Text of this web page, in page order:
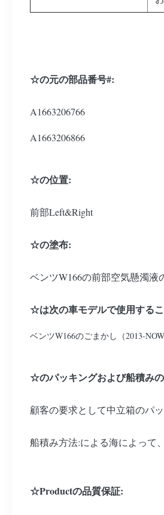
☆の元の部品番号#:
A1663206766
A1663206866
☆の位置:
前部Left&Right
☆の塗布:
ベンツW166の前部空気懸濁液
☆は次の車モデルで使用する
ベンツW166のごまかし（2013-NOW
☆のパッキングおよび船積み
顧客の要求として中立箱のパ
船積み方法:による海によって
☆Productの品質保証: